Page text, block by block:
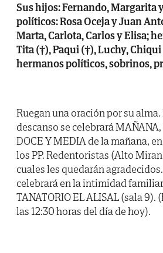
Sus hijos: Fernando, Margarita
políticos: Rosa Oceja y Juan
Marta, Carlota, Carlos y Elisa;
Tita (†), Paqui (†), Luchy,
hermanos políticos, sobrinos,
Ruegan una oración por su
descanso se celebrará MAÑANA,
DOCE Y MEDIA de la mañana,
los PP. Redentoristas (Alto
cuales les quedarán
celebrará en la intimidad
TANATORIO EL ALISAL (sala
las 12:30 horas del día de hoy).